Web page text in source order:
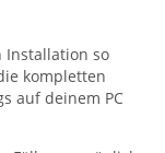
Installation so
kompletten
auf deinem PC